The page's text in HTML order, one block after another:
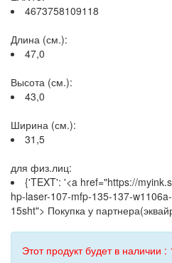
4673758109118
Длина (см.):
47,0
Высота (см.):
43,0
Ширина (см.):
31,5
для физ.лиц:
{'TEXT': '<a href="https://
hp-laser-107-mfp-135-137-
15sht"> Покупка у
Этот продукт будет в наличии